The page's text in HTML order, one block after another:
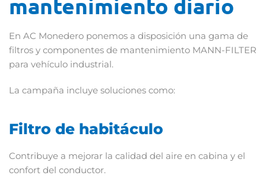
mantenimiento diario
En AC Monedero ponemos a disposición una gama de
filtros y componentes de mantenimiento MANN-FILTER
para vehículo industrial.
La campaña incluye soluciones como:
Filtro de habitáculo
Contribuye a mejorar la calidad del aire en cabina y el
confort del conductor.